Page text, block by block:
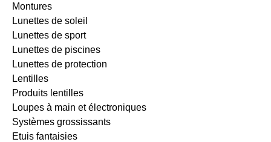
Montures
Lunettes de soleil
Lunettes de sport
Lunettes de piscines
Lunettes de protection
Lentilles
Produits lentilles
Loupes à main et électroniques
Systèmes grossissants
Etuis fantaisies